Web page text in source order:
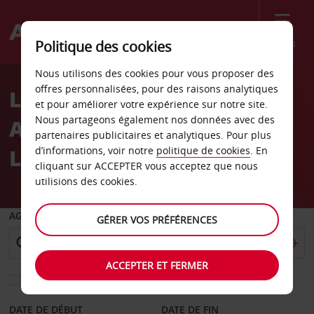
Menu
Welcome
AvisLocation de voiture
Aéroport international
Luis-Muñoz-Marín
AGENCE DE DÉPART
Sélectionnez une autre agence de retour
DATE DE DÉBUT DATE DE FIN
Politique des cookies
Nous utilisons des cookies pour vous proposer des
offres personnalisées, pour des raisons analytiques
et pour améliorer votre expérience sur notre site.
Nous partageons également nos données avec des
partenaires publicitaires et analytiques. Pour plus
d’informations, voir notre politique de cookies. En
cliquant sur ACCEPTER vous acceptez que nous
utilisions des cookies.
GÉRER VOS PRÉFÉRENCES
ACCEPTER ET FERMER